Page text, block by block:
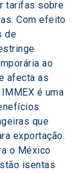
tarifas sobre
Com efeito
de
ao
afecta as
é uma
que
exportação.
o México
isentas